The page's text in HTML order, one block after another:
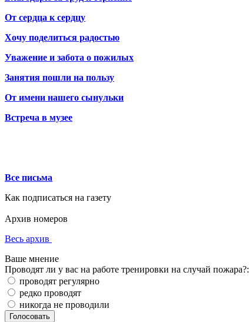
От сердца к сердцу
Хочу поделиться радостью
Уважение и забота о пожилых
Занятия пошли на пользу
От имени нашего сынульки
Встреча в музее
Все письма
Как подписаться на газету
Архив номеров
Весь архив
Ваше мнение
Проводят ли у вас на работе тренировки на случай пожара?:
проводят регулярно
редко проводят
никогда не проводили